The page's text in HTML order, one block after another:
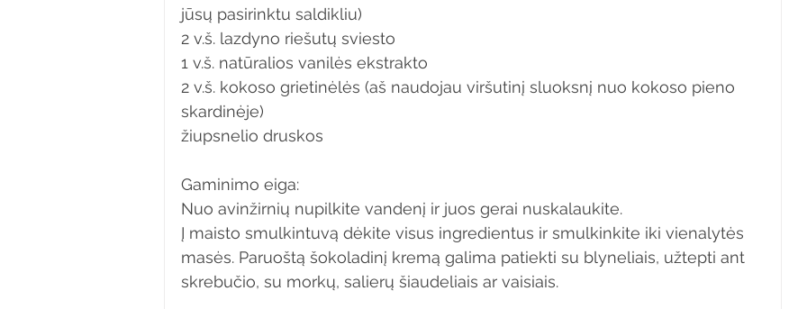
jūsų pasirinktu saldikliu)
2 v.š. lazdyno riešutų sviesto
1 v.š. natūralios vanilės ekstrakto
2 v.š. kokoso grietinėlės (aš naudojau viršutinį sluoksnį nuo kokoso pieno
skardinėje)
žiupsnelio druskos
Gaminimo eiga:
Nuo avinžirnių nupilkite vandenį ir juos gerai nuskalaukite.
Į maisto smulkintuvą dėkite visus ingredientus ir smulkinkite iki vienalytės
masės. Paruoštą šokoladinį kremą galima patiekti su blyneliais, užtepti ant
skrebučio, su morkų, salierų šiaudeliais ar vaisiais.